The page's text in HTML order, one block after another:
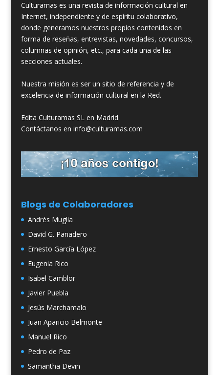
Culturamas es una revista de información cultural en
Internet, independiente y de espíritu colaborativo,
donde generamos nuestros propios contenidos en
forma de reseñas, entrevistas, novedades, concursos,
columnas de opinión, etc., para cada una de las
secciones actuales.
Nuestra misión es ser un sitio de referencia y de
excelencia de información cultural en la Red.
Edita Culturamas SL en Madrid.
Contáctanos en info@culturamas.com
Blogs de Colaboradores
Andrés Muglia
David G. Panadero
Ernesto García López
Eugenia Rico
Isabel Camblor
Javier Puebla
Jesús Marchamalo
Juan Aparicio Belmonte
Manuel Rico
Pedro de Paz
Samantha Devin